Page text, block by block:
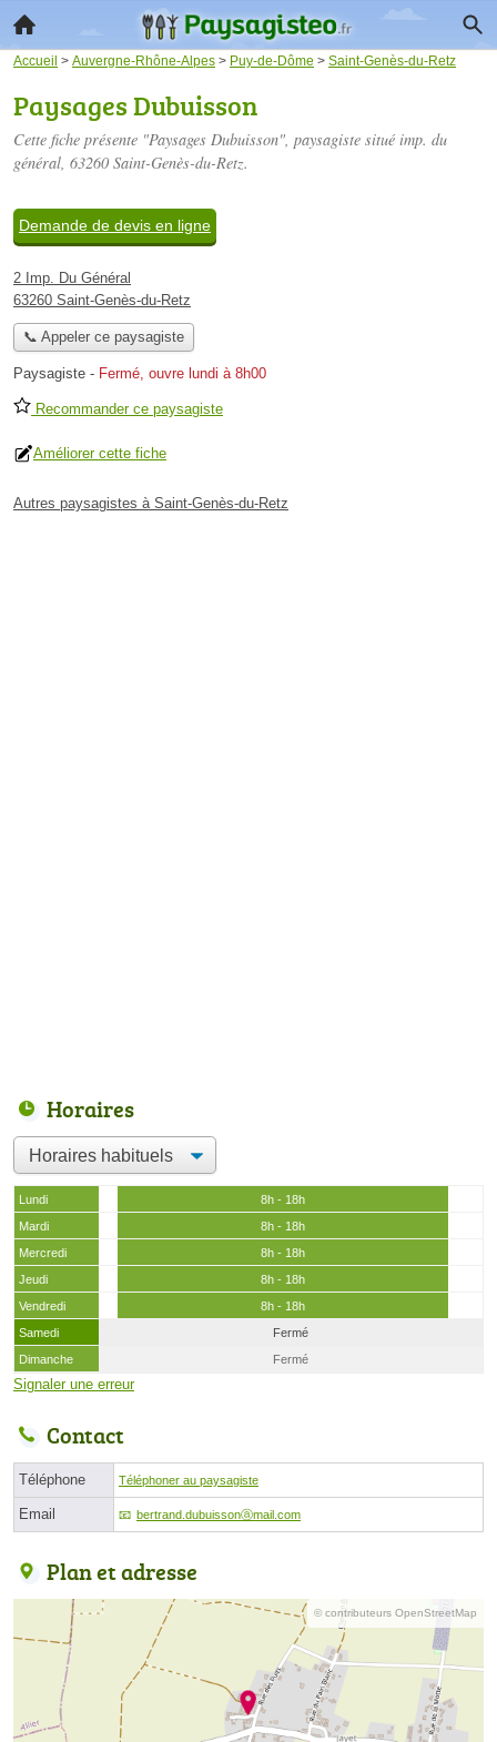
Accueil > Auvergne-Rhône-Alpes > Puy-de-Dôme > Saint-Genès-du-Retz
Paysages Dubuisson
Cette fiche présente "Paysages Dubuisson", paysagiste situé imp. du
général, 63260 Saint-Genès-du-Retz.
Demande de devis en ligne
2 Imp. Du Général
63260 Saint-Genès-du-Retz
📞 Appeler ce paysagiste
Paysagiste - Fermé, ouvre lundi à 8h00
Recommander ce paysagiste
Améliorer cette fiche
Autres paysagistes à Saint-Genès-du-Retz
Horaires
Lundi
8h - 18h
Mardi
8h - 18h
Mercredi
8h - 18h
Jeudi
8h - 18h
Vendredi
8h - 18h
Samedi
Fermé
Dimanche
Fermé
Signaler une erreur
Contact
Téléphone Téléphoner au paysagiste
Email bertrand.dubuissonⓐmail.com
Plan et adresse
© contributeurs OpenStreetMap